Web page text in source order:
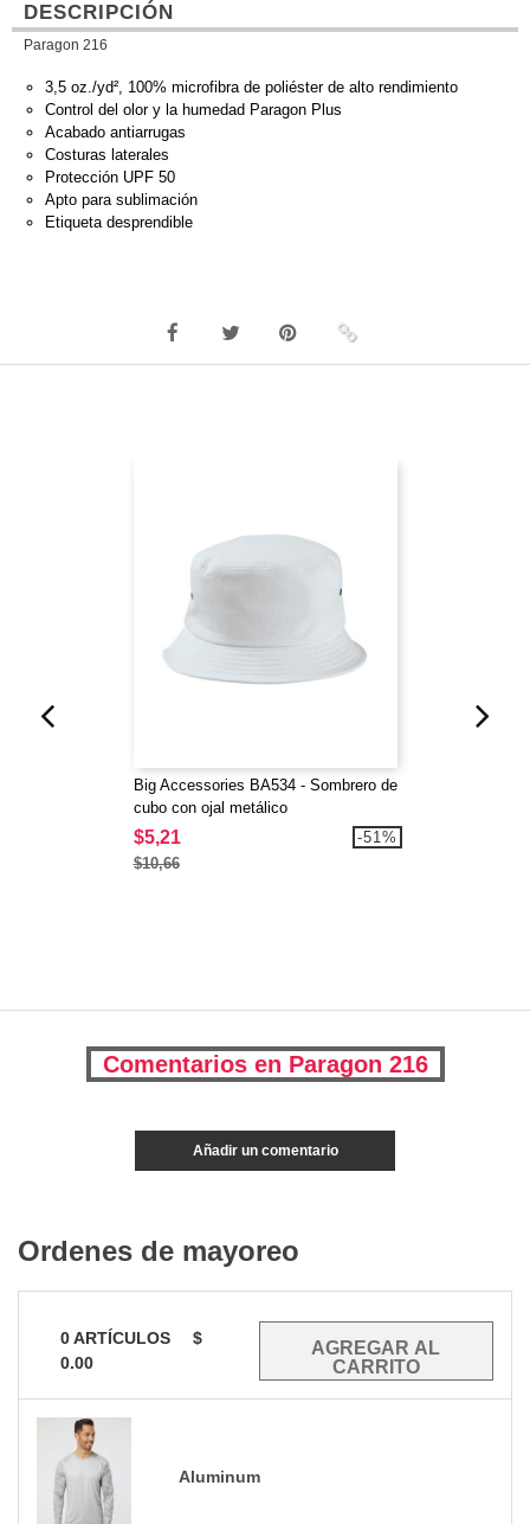
DESCRIPCIÓN
Paragon 216
3,5 oz./yd², 100% microfibra de poliéster de alto rendimiento
Control del olor y la humedad Paragon Plus
Acabado antiarrugas
Costuras laterales
Protección UPF 50
Apto para sublimación
Etiqueta desprendible
Big Accessories BA534 - Sombrero de
cubo con ojal metálico
$5,21
$10,66
-51%
Comentarios en Paragon 216
Añadir un comentario
Ordenes de mayoreo
0ARTÍCULOS
$
0.00
Aluminum